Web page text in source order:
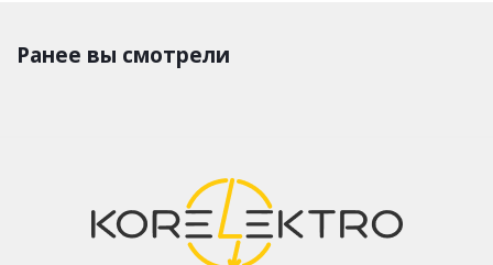
Ранее вы смотрели